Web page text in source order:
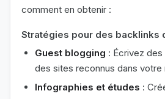
comment en obtenir :
Stratégies pour des backlinks
Guest blogging : Écrivez
des sites reconnus dans votre
Infographies et études :